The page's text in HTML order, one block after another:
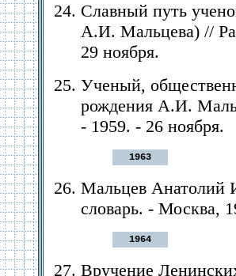
Славный путь
А.И. Мальцева) //
29 ноября.
Ученый,
рождения А.И.
- 1959. - 26 ноября.
1963
Мальцев Анатолий
словарь. - Москва,
1964
Вручение